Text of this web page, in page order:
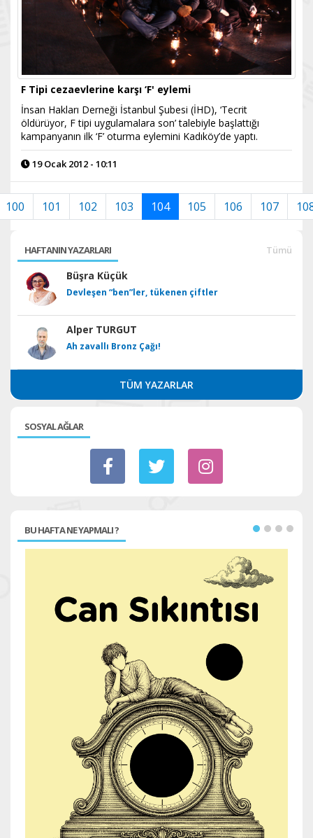
F Tipi cezaevlerine karşı ‘F' eylemi
İnsan Hakları Derneği İstanbul Şubesi (İHD), ‘Tecrit
öldürüyor, F tipi uygulamalara son’ talebiyle başlattığı
kampanyanın ilk ‘F’ oturma eylemini Kadıköy’de yaptı.
19 Ocak 2012 - 10:11
100 101 102 103 104 105 106 107
HAFTANIN YAZARLARI Tümü
Büşra Küçük
Devleşen “ben”ler, tükenen çiftler
Alper TURGUT
Ah zavallı Bronz Çağı!
TÜM YAZARLAR
SOSYAL AĞLAR
BU HAFTA NE YAPMALI ?